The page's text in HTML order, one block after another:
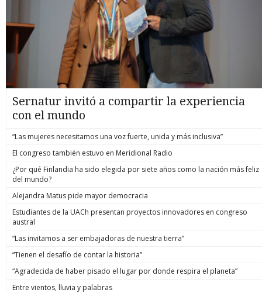
Sernatur invitó a compartir la experiencia
con el mundo
“Las mujeres necesitamos una voz fuerte, unida y más inclusiva”
El congreso también estuvo en Meridional Radio
¿Por qué Finlandia ha sido elegida por siete años como la nación más feliz
del mundo?
Alejandra Matus pide mayor democracia
Estudiantes de la UACh presentan proyectos innovadores en congreso
austral
“Las invitamos a ser embajadoras de nuestra tierra”
“Tienen el desafío de contar la historia”
“Agradecida de haber pisado el lugar por donde respira el planeta”
Entre vientos, lluvia y palabras